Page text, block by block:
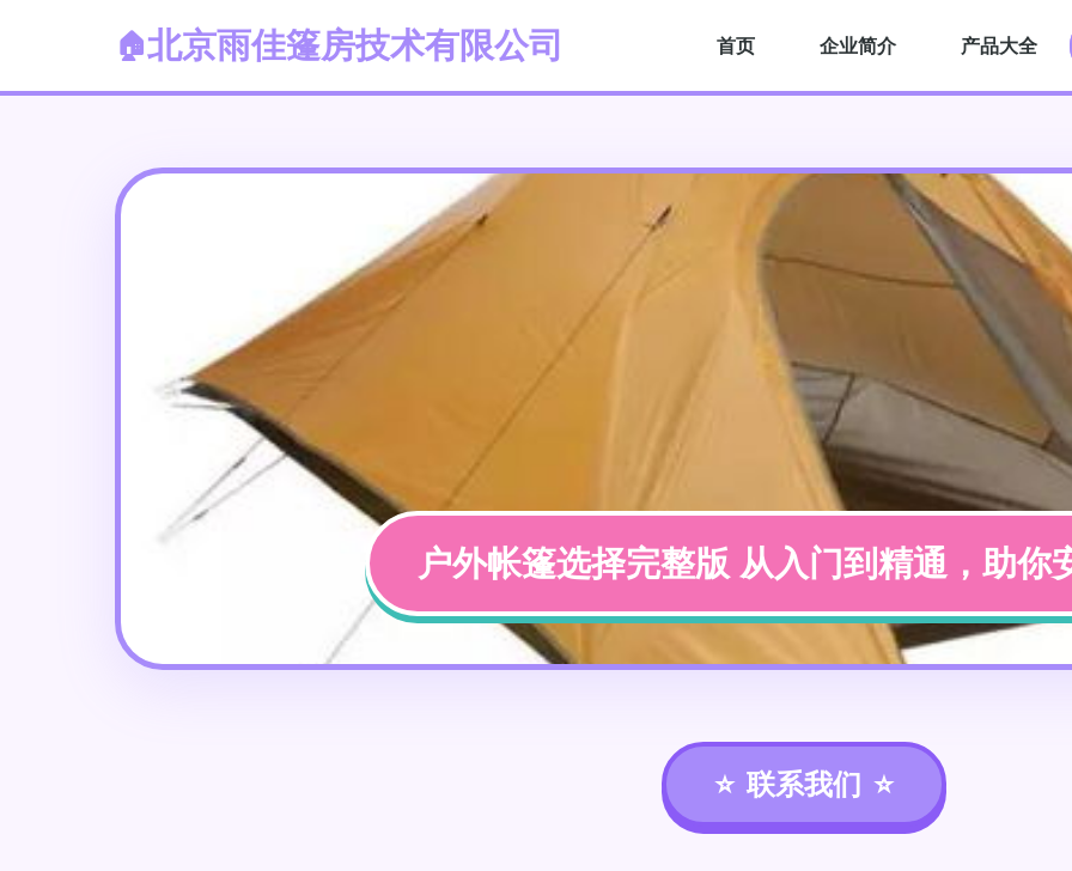
北京雨佳篷房技术有限公司 首页 企业简介 产品大全
户外帐篷选择完整版 从入门到精通，助你
联系我们